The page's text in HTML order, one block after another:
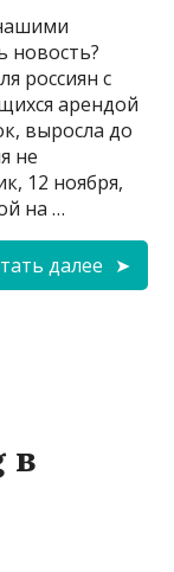
новость?
россиян с
арендой
выросла до
не
12 ноября,
на …
далее
в